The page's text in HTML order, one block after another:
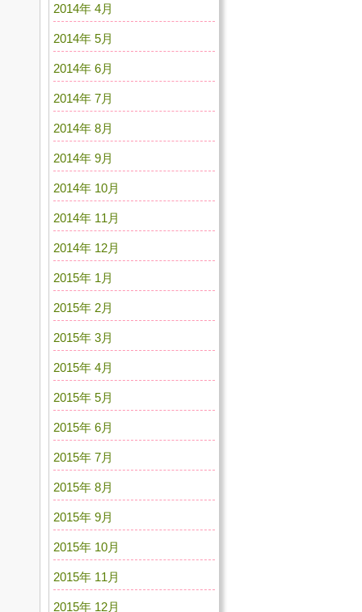
2014年 4月
2014年 5月
2014年 6月
2014年 7月
2014年 8月
2014年 9月
2014年 10月
2014年 11月
2014年 12月
2015年 1月
2015年 2月
2015年 3月
2015年 4月
2015年 5月
2015年 6月
2015年 7月
2015年 8月
2015年 9月
2015年 10月
2015年 11月
2015年 12月